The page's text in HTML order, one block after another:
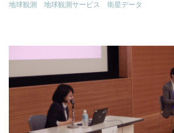
地球観測
地球観測サービス 衛星データ